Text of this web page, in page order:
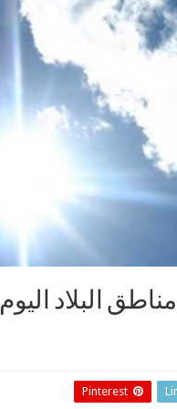
البلاد اليوم
Pinterest